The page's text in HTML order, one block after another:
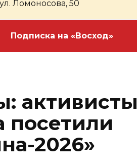
Ломоносова, 50
Подписка на «Восход»
активисты
посетили
2026»